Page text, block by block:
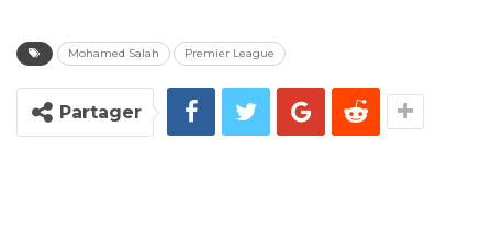
Mohamed Salah Premier League
Partager